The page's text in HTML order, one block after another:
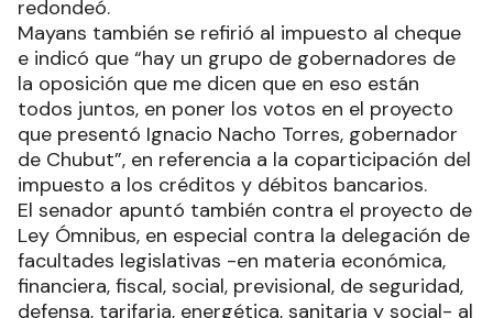
redondeó.
Mayans también se refirió al impuesto al cheque
e indicó que “hay un grupo de gobernadores de
la oposición que me dicen que en eso están
todos juntos, en poner los votos en el proyecto
que presentó Ignacio Nacho Torres, gobernador
de Chubut”, en referencia a la coparticipación del
impuesto a los créditos y débitos bancarios.
El senador apuntó también contra el proyecto de
Ley Ómnibus, en especial contra la delegación de
facultades legislativas -en materia económica,
financiera, fiscal, social, previsional, de seguridad,
defensa, tarifaria, energética, sanitaria y social- al